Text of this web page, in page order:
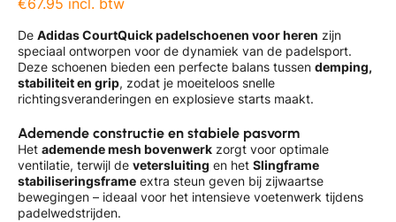
De Adidas CourtQuick padelschoenen voor heren zijn
speciaal ontworpen voor de dynamiek van de padelsport.
Deze schoenen bieden een perfecte balans tussen demping,
stabiliteit en grip, zodat je moeiteloos snelle
richtingsveranderingen en explosieve starts maakt.
Ademende constructie en stabiele pasvorm
Het ademende mesh bovenwerk zorgt voor optimale
ventilatie, terwijl de vetersluiting en het Slingframe
stabiliseringsframe extra steun geven bij zijwaartse
bewegingen – ideaal voor het intensieve voetenwerk tijdens
padelwedstrijden.